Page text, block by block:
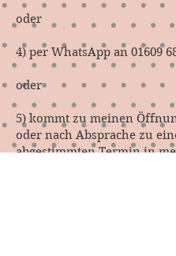
oder
4) per WhatsApp an 01609
oder
5) kommt zu meinen
oder nach Absprache zu
abgestimmten Termin in